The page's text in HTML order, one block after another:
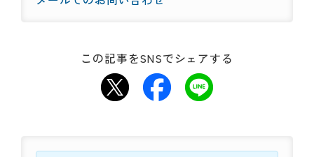
この記事をSNSでシェアする